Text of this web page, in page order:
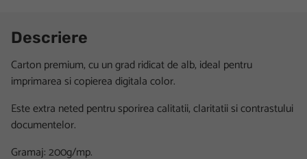
Descriere
Carton premium, cu un grad ridicat de alb, ideal pentru
imprimarea si copierea digitala color.
Este extra neted pentru sporirea calitatii, claritatii si contrastului
documentelor.
Gramaj: 200g/mp.